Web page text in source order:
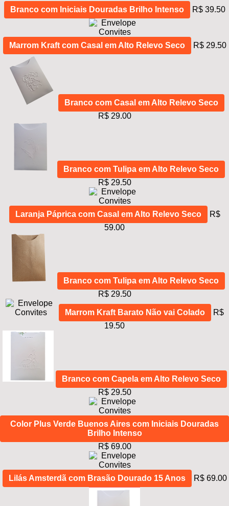
Branco com Iniciais Douradas Brilho Intenso R$ 39.50
Marrom Kraft com Casal em Alto Relevo Seco R$ 29.50
Branco com Casal em Alto Relevo Seco
R$ 29.00
Branco com Tulipa em Alto Relevo Seco
R$ 29.50
Laranja Páprica com Casal em Alto Relevo Seco
R$
59.00
Branco com Tulipa em Alto Relevo Seco
R$ 29.50
Marrom Kraft Barato Não vai Colado
R$
19.50
Branco com Capela em Alto Relevo Seco
R$ 29.50
Color Plus Verde Buenos Aires com Iniciais Douradas
Brilho Intenso
R$ 69.00
Lilás Amsterdã com Brasão Dourado 15 Anos R$ 69.00